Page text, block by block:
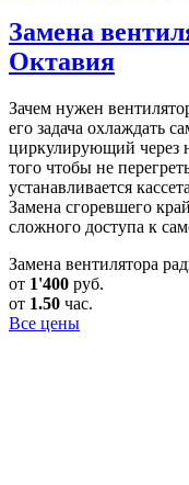
Замена
Октавия
Зачем нужен
его задача охлаждать
циркулирующий через
того чтобы не
устанавливается
Замена сгоревшего
сложного доступа к
Замена вентилятора
от 1'400 руб.
от 1.50 час.
Все цены